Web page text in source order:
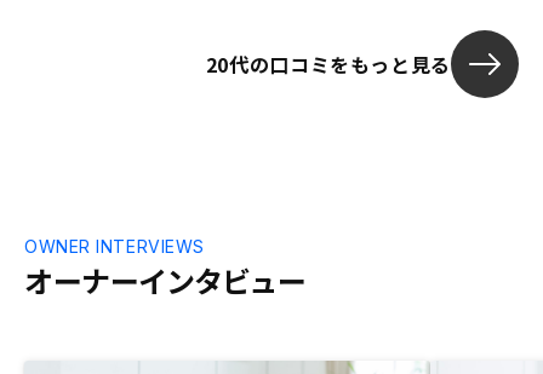
えませんが、
と思います。
定表があれば
20代の口コミをもっと見る
オーナーインタビュー
OWNER INTERVIEWS